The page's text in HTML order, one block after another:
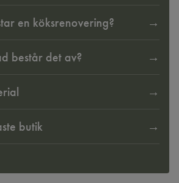
en köksrenovering?
består det av?
butik